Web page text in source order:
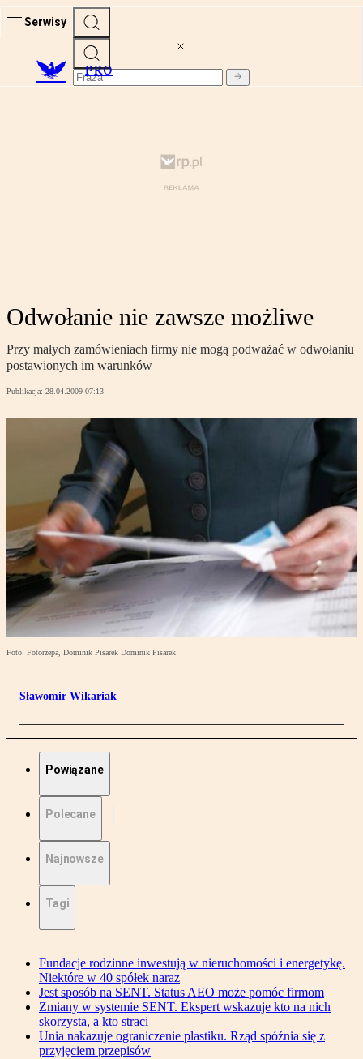
Serwisy
PRO
Odwołanie nie zawsze możliwe
Przy małych zamówieniach firmy nie mogą podważać w odwołaniu
postawionych im warunków
Publikacja: 28.04.2009 07:13
Foto: Fotorzepa, Dominik Pisarek Dominik Pisarek
Sławomir Wikariak
Powiązane
Polecane
Najnowsze
Tagi
Fundacje rodzinne inwestują w nieruchomości i energetykę.
Niektóre w 40 spółek naraz
Jest sposób na SENT. Status AEO może pomóc firmom
Zmiany w systemie SENT. Ekspert wskazuje kto na nich
skorzysta, a kto straci
Unia nakazuje ograniczenie plastiku. Rząd spóźnia się z
przyjęciem przepisów